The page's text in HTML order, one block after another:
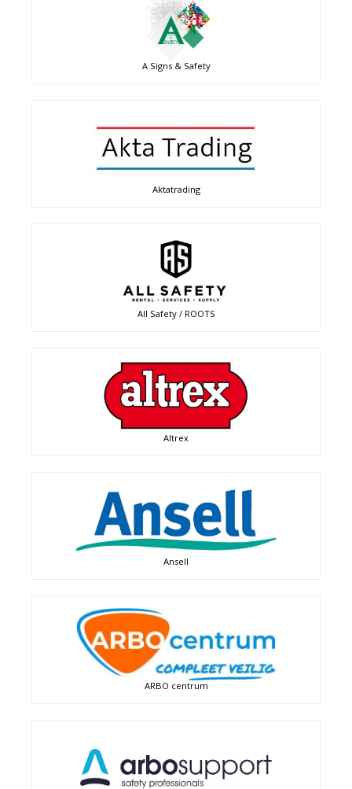
A Signs & Safety
Aktatrading
All Safety / ROOTS
Altrex
Ansell
ARBO centrum